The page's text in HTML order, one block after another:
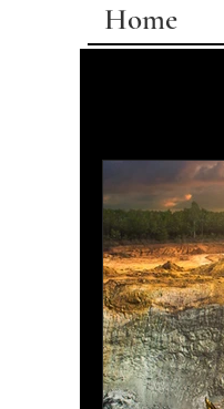
Home
design